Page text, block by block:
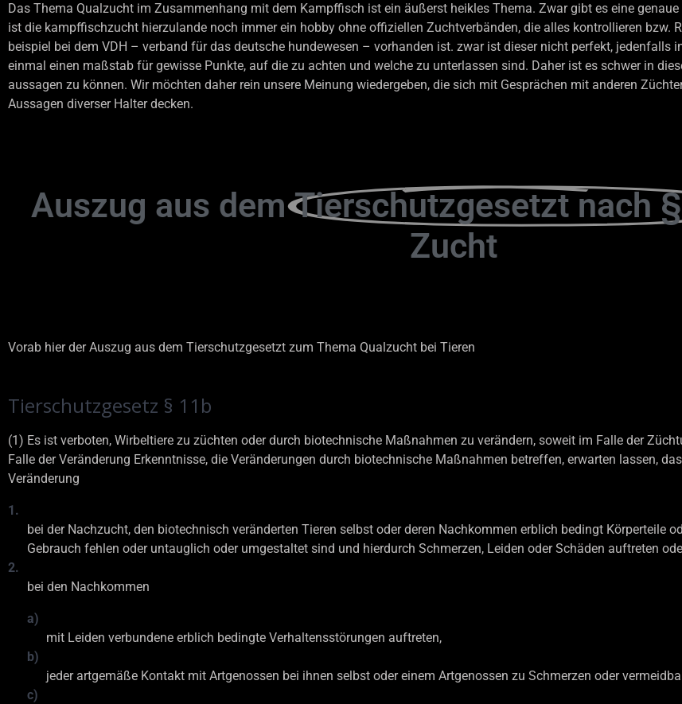
Das Thema Qualzucht im Zusammenhang mit dem Kampffisch ist ein äußerst heikles Thema. Zwar gibt es eine
ist die kampffischzucht hierzulande noch immer ein hobby ohne offiziellen Zuchtverbänden, die alles kontrollieren bzw.
beispiel bei dem VDH – verband für das deutsche hundewesen – vorhanden ist. zwar ist dieser nicht perfekt, jedenfalls
einmal einen maßstab für gewisse Punkte, auf die zu achten und welche zu unterlassen sind. Daher ist es schwer in
aussagen zu können. Wir möchten daher rein unsere Meinung wiedergeben, die sich mit Gesprächen mit anderen
Aussagen diverser Halter decken.
Auszug aus dem Tierschutzgesetzt nach
Zucht
Vorab hier der Auszug aus dem Tierschutzgesetzt zum Thema Qualzucht bei Tieren
Tierschutzgesetz § 11b
(1) Es ist verboten, Wirbeltiere zu züchten oder durch biotechnische Maßnahmen zu verändern, soweit im Falle der
Falle der Veränderung Erkenntnisse, die Veränderungen durch biotechnische Maßnahmen betreffen, erwarten lassen,
Veränderung
1.
bei der Nachzucht, den biotechnisch veränderten Tieren selbst oder deren Nachkommen erblich bedingt Körperteile
Gebrauch fehlen oder untauglich oder umgestaltet sind und hierdurch Schmerzen, Leiden oder Schäden auftreten
2.
bei den Nachkommen
a)
mit Leiden verbundene erblich bedingte Verhaltensstörungen auftreten,
b)
jeder artgemäße Kontakt mit Artgenossen bei ihnen selbst oder einem Artgenossen zu Schmerzen oder
c)